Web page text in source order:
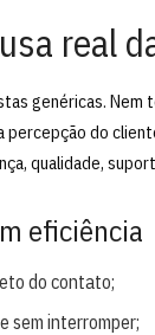
real
genéricas.
percepção do
qualidade,
eficiência
do contato;
sem interromper;